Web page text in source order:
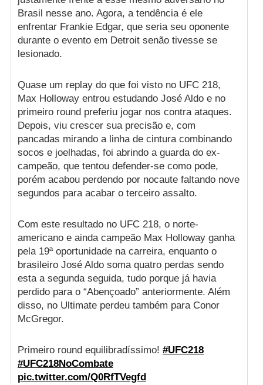
Brasil nesse ano. Agora, a tendência é ele
enfrentar Frankie Edgar, que seria seu oponente
durante o evento em Detroit senão tivesse se
lesionado.
Quase um replay do que foi visto no UFC 218,
Max Holloway entrou estudando José Aldo e no
primeiro round preferiu jogar nos contra ataques.
Depois, viu crescer sua precisão e, com
pancadas mirando a linha de cintura combinando
socos e joelhadas, foi abrindo a guarda do ex-
campeão, que tentou defender-se como pode,
porém acabou perdendo por nocaute faltando nove
segundos para acabar o terceiro assalto.
Com este resultado no UFC 218, o norte-
americano e ainda campeão Max Holloway ganha
pela 19ª oportunidade na carreira, enquanto o
brasileiro José Aldo soma quatro perdas sendo
esta a segunda seguida, tudo porque já havia
perdido para o “Abençoado” anteriormente. Além
disso, no Ultimate perdeu também para Conor
McGregor.
Primeiro round equilibradíssimo! #UFC218
#UFC218NoCombate
pic.twitter.com/Q0RfTVegfd